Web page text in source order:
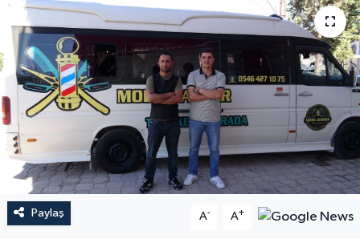
Paylaş A- A+